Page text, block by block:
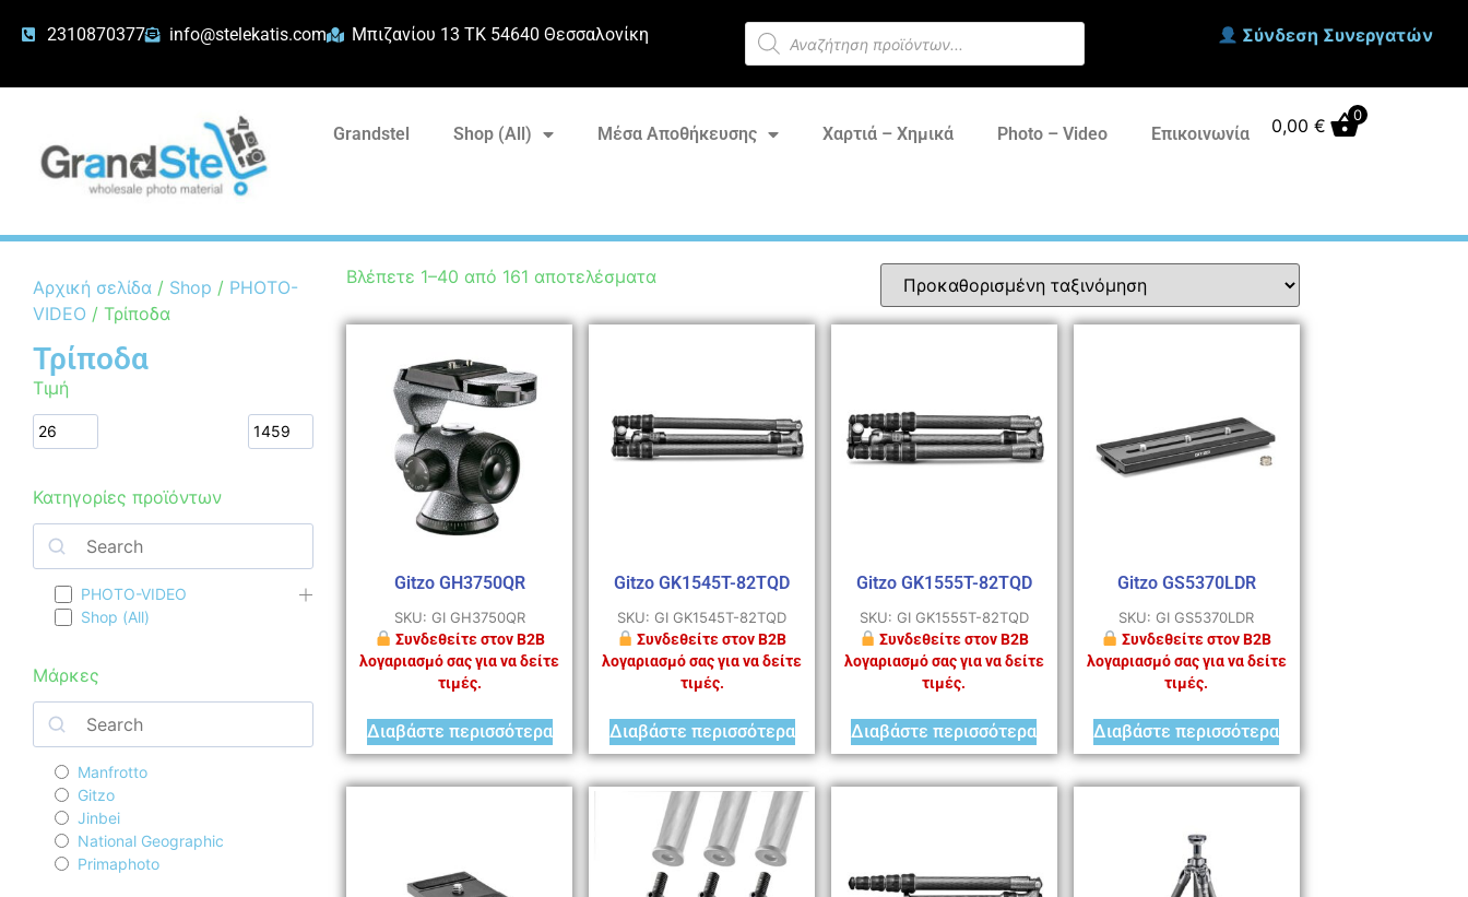
2310870377 info@stelekatis.com Μπιζανίου 13 ΤΚ 54640 Θεσσαλονίκη Σύνδεση Συνεργατών
Grandstel Shop (All) Μέσα Αποθήκευσης Χαρτιά – Χημικά Photo – Video Επικοινωνία 0,00 € 0
Αρχική σελίδα / Shop / PHOTO-
VIDEO / Τρίποδα
Τρίποδα
Τιμή
Κατηγορίες προϊόντων
PHOTO-VIDEO
Shop (All)
Μάρκες
Manfrotto
Gitzo
Jinbei
National Geographic
Primaphoto
Βλέπετε 1–40 από 161 αποτελέσματα
Gitzo GH3750QR
SKU: GI GH3750QR
Συνδεθείτε στον B2B
λογαριασμό σας για να δείτε
τιμές.
Διαβάστε περισσότερα
Gitzo GK1545T-82TQD
SKU: GI GK1545T-82TQD
Συνδεθείτε στον B2B
λογαριασμό σας για να δείτε
τιμές.
Διαβάστε περισσότερα
Gitzo GK1555T-82TQD
SKU: GI GK1555T-82TQD
Συνδεθείτε στον B2B
λογαριασμό σας για να δείτε
τιμές.
Διαβάστε περισσότερα
Gitzo GS5370LDR
SKU: GI GS5370LDR
Συνδεθείτε στον B2B
λογαριασμό σας για να δείτε
τιμές.
Διαβάστε περισσότερα